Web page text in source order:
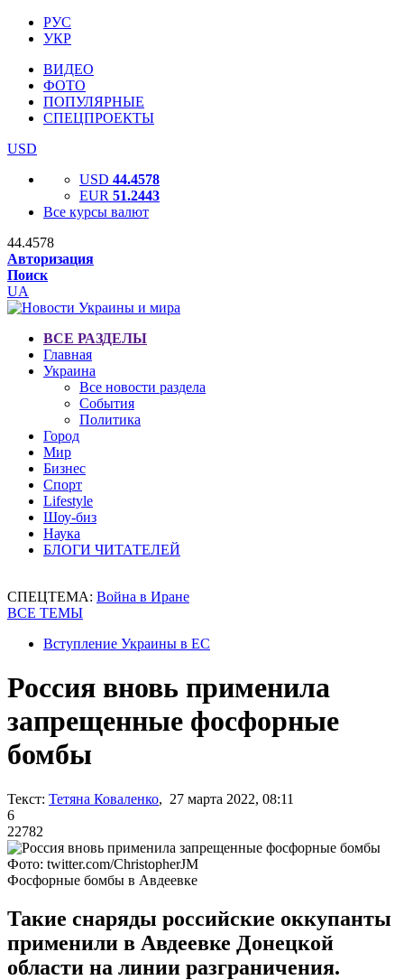
РУС
УКР
ВИДЕО
ФОТО
ПОПУЛЯРНЫЕ
СПЕЦПРОЕКТЫ
USD
USD 44.4578
EUR 51.2443
Все курсы валют
44.4578
Авторизация
Поиск
UA
ВСЕ РАЗДЕЛЫ
Главная
Украина
Все новости раздела
События
Политика
Город
Мир
Бизнес
Спорт
Lifestyle
Шоу-биз
Наука
БЛОГИ ЧИТАТЕЛЕЙ
СПЕЦТЕМА: Война в Иране
ВСЕ ТЕМЫ
Вступление Украины в ЕС
Россия вновь применила
запрещенные фосфорные
бомбы
Текст: Тетяна Коваленко, 27 марта 2022, 08:11
6
22782
Фото: twitter.com/ChristopherJM
Фосфорные бомбы в Авдеевке
Такие снаряды российские оккупанты
применили в Авдеевке Донецкой
области на линии разграничения.